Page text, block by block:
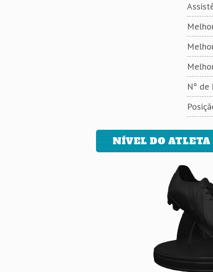
Nº de
NÍVEL DO